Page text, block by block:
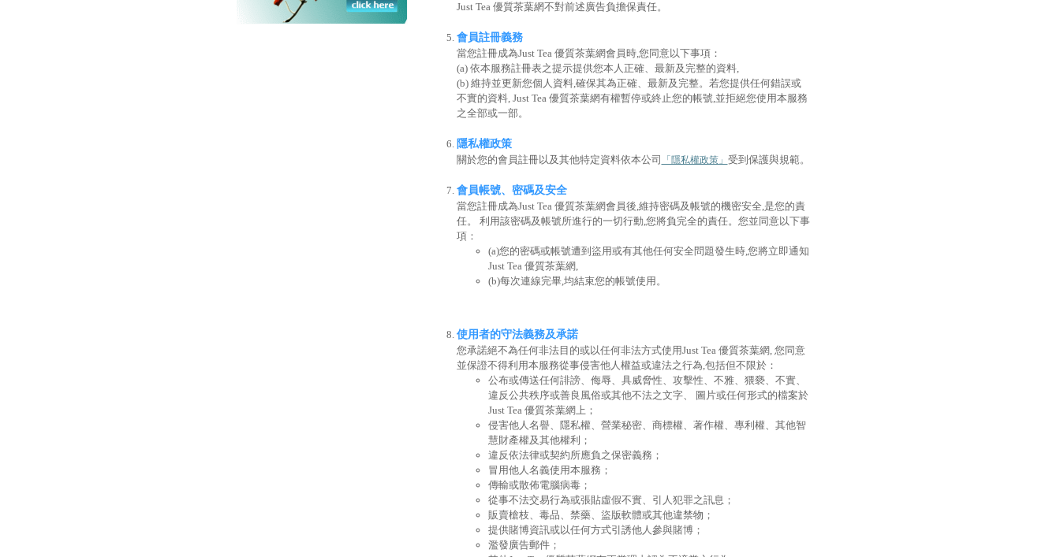
Just Tea 優質茶葉網不對前述廣告負擔保責任。
會員註冊義務
當您註冊成為Just Tea 優質茶葉網會員時,您同意以下事項：
(a) 依本服務註冊表之提示提供您本人正確、最新及完整的資料,
(b) 維持並更新您個人資料,確保其為正確、最新及完整。若您提供任何錯誤或
不實的資料, Just Tea 優質茶葉網有權暫停或終止您的帳號,並拒絕您使用本服務
之全部或一部。
隱私權政策
關於您的會員註冊以及其他特定資料依本公司 「隱私權政策」 受到保護與規範。
會員帳號、密碼及安全
當您註冊成為Just Tea 優質茶葉網會員後,維持密碼及帳號的機密安全,是您的責
任。 利用該密碼及帳號所進行的一切行動,您將負完全的責任。您並同意以下事
項：
(a)您的密碼或帳號遭到盜用或有其他任何安全問題發生時,您將立即通知
Just Tea 優質茶葉網,
(b)每次連線完畢,均結束您的帳號使用。
使用者的守法義務及承諾
您承諾絕不為任何非法目的或以任何非法方式使用Just Tea 優質茶葉網, 您同意
並保證不得利用本服務從事侵害他人權益或違法之行為,包括但不限於：
公布或傳送任何誹謗、侮辱、具威脅性、攻擊性、不雅、猥褻、不實、
違反公共秩序或善良風俗或其他不法之文字、 圖片或任何形式的檔案於
Just Tea 優質茶葉網上；
侵害他人名譽、隱私權、營業秘密、商標權、著作權、專利權、其他智
慧財產權及其他權利；
違反依法律或契約所應負之保密義務；
冒用他人名義使用本服務；
傳輸或散佈電腦病毒；
從事不法交易行為或張貼虛假不實、引人犯罪之訊息；
販賣槍枝、毒品、禁藥、盜版軟體或其他違禁物；
提供賭博資訊或以任何方式引誘他人參與賭博；
濫發廣告郵件；